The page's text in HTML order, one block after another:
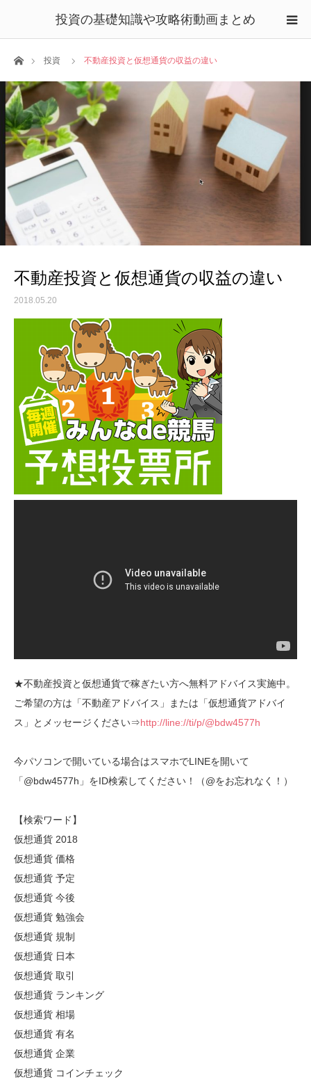
投資の基礎知識や攻略術動画まとめ
ホーム投資 不動産投資と仮想通貨の収益の違い
不動産投資と仮想通貨の収益の違い
2018.05.20
★不動産投資と仮想通貨で稼ぎたい方へ無料アドバイス実施中。
ご希望の方は「不動産アドバイス」または「仮想通貨アドバイ
ス」とメッセージください⇒http://line://ti/p/@bdw4577h
今パソコンで開いている場合はスマホでLINEを開いて
「@bdw4577h」をID検索してください！（@をお忘れなく！）
【検索ワード】
仮想通貨 2018
仮想通貨 価格
仮想通貨 予定
仮想通貨 今後
仮想通貨 勉強会
仮想通貨 規制
仮想通貨 日本
仮想通貨 取引
仮想通貨 ランキング
仮想通貨 相場
仮想通貨 有名
仮想通貨 企業
仮想通貨 コインチェック